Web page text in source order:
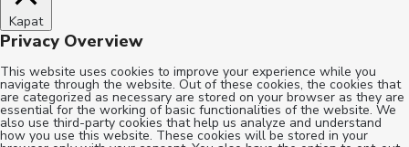
Kapat
Privacy Overview
This website uses cookies to improve your experience while you
navigate through the website. Out of these cookies, the cookies that
are categorized as necessary are stored on your browser as they are
essential for the working of basic functionalities of the website. We
also use third-party cookies that help us analyze and understand
how you use this website. These cookies will be stored in your